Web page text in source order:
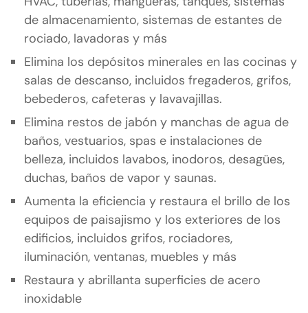
de almacenamiento, sistemas de estantes de
rociado, lavadoras y más
Elimina los depósitos minerales en las cocinas y
salas de descanso, incluidos fregaderos, grifos,
bebederos, cafeteras y lavavajillas.
Elimina restos de jabón y manchas de agua de
baños, vestuarios, spas e instalaciones de
belleza, incluidos lavabos, inodoros, desagües,
duchas, baños de vapor y saunas.
Aumenta la eficiencia y restaura el brillo de los
equipos de paisajismo y los exteriores de los
edificios, incluidos grifos, rociadores,
iluminación, ventanas, muebles y más
Restaura y abrillanta superficies de acero
inoxidable